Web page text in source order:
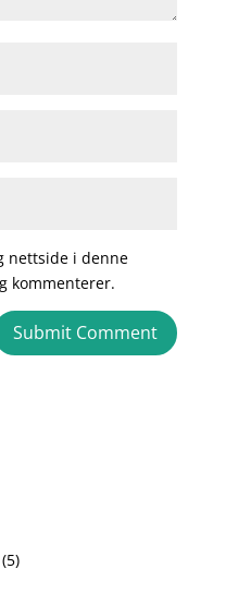
nettside i denne
kommenterer.
(5)